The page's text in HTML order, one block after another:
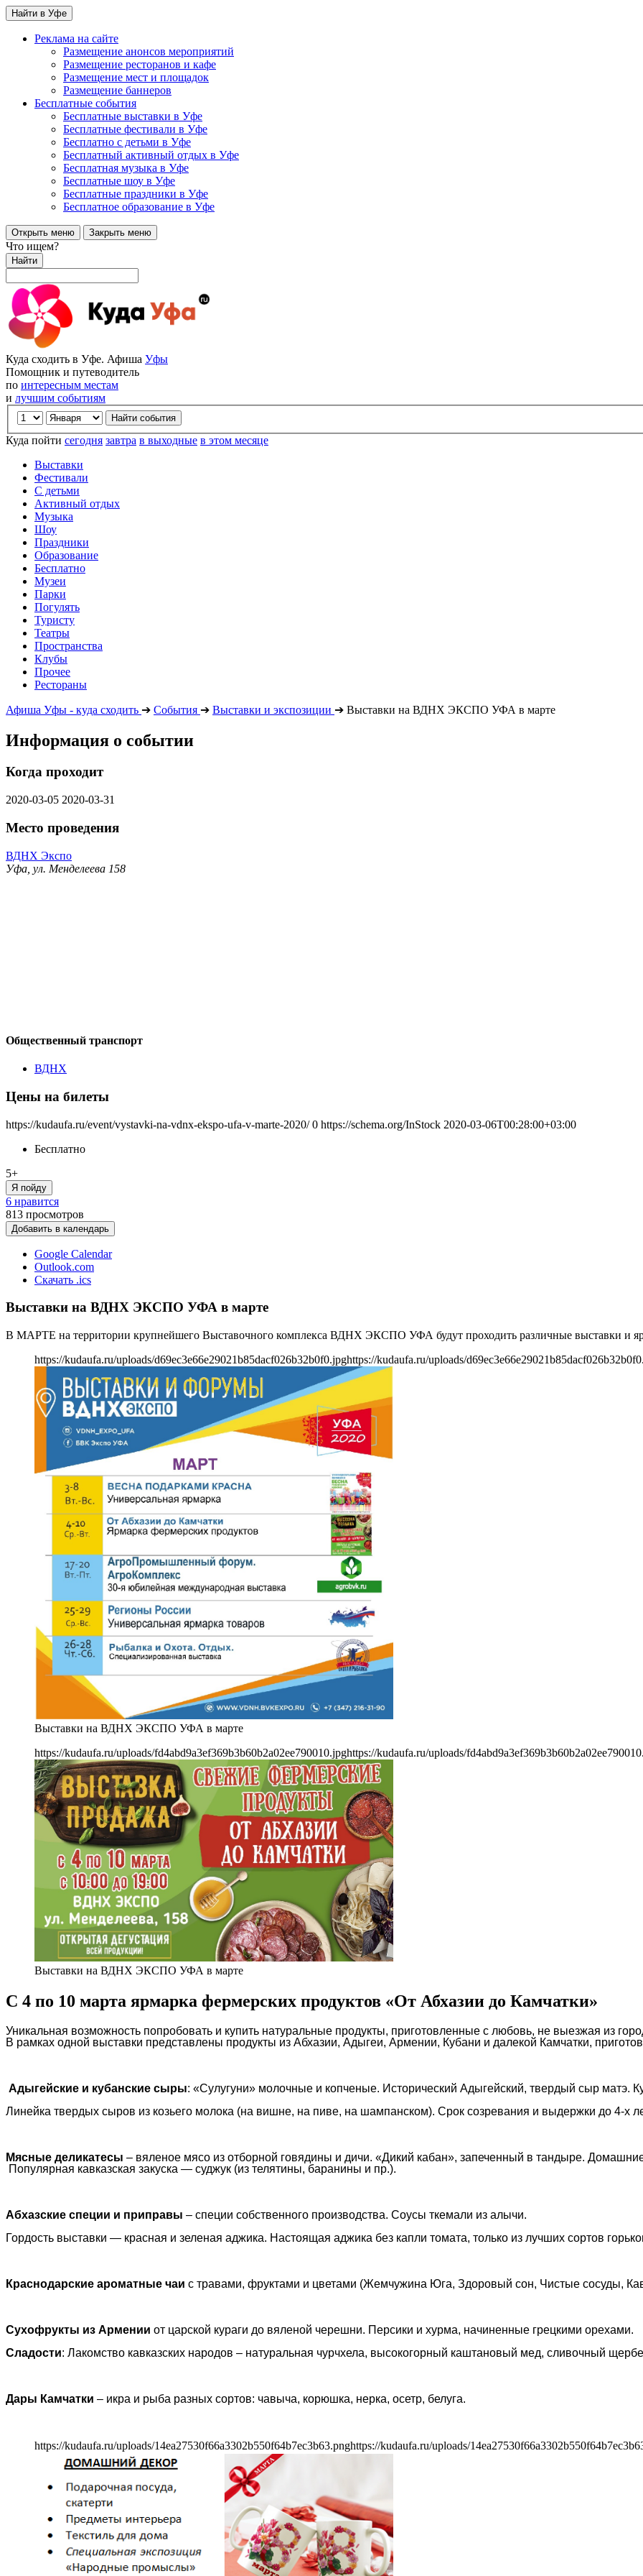
Найти в Уфе
Реклама на сайте
Размещение анонсов мероприятий
Размещение ресторанов и кафе
Размещение мест и площадок
Размещение баннеров
Бесплатные события
Бесплатные выставки в Уфе
Бесплатные фестивали в Уфе
Бесплатно с детьми в Уфе
Бесплатный активный отдых в Уфе
Бесплатная музыка в Уфе
Бесплатные шоу в Уфе
Бесплатные праздники в Уфе
Бесплатное образование в Уфе
Открыть меню Закрыть меню
Что ищем?
Найти
Куда сходить в Уфе. Афиша Уфы
Помощник и путеводитель
по интересным местам
и лучшим событиям
Куда пойти сегодня завтра в выходные в этом месяце
Выставки
Фестивали
С детьми
Активный отдых
Музыка
Шоу
Праздники
Образование
Бесплатно
Музеи
Парки
Погулять
Туристу
Театры
Пространства
Клубы
Прочее
Рестораны
Афиша Уфы - куда сходить ➔ События ➔ Выставки и экспозиции ➔ Выставки на ВДНХ ЭКСПО УФА в марте
Информация о событии
Когда проходит
2020-03-05 2020-03-31
Место проведения
ВДНХ Экспо
Уфа, ул. Менделеева 158
Общественный транспорт
ВДНХ
Цены на билеты
https://kudaufa.ru/event/vystavki-na-vdnx-ekspo-ufa-v-marte-2020/ 0 https://schema.org/InStock 2020-03-06T00:28:00+03:00
Бесплатно
5+
Я пойду
6 нравится
813 просмотров
Добавить в календарь
Google Calendar
Outlook.com
Скачать .ics
Выставки на ВДНХ ЭКСПО УФА в марте
В МАРТЕ на территории крупнейшего Выставочного комплекса ВДНХ ЭКСПО УФА будут проходить различные выставки и
https://kudaufa.ru/uploads/d69ec3e66e29021b85dacf026b32b0f0.jpghttps://kudaufa.ru/uploads/
Выставки на ВДНХ ЭКСПО УФА в марте
https://kudaufa.ru/uploads/fd4abd9a3ef369b3b60b2a02ee790010.jpghttps://kudaufa.ru/uploads/
Выставки на ВДНХ ЭКСПО УФА в марте
С 4 по 10 марта ярмарка фермерских продуктов «От Абхазии до Камчатки»
Уникальная возможность попробовать и купить натуральные продукты, приготовленные с любовь, не выезжая из
В рамках одной выставки представлены продукты из Абхазии, Адыгеи, Армении, Кубани и далекой Камчатки,
Адыгейские и кубанские сыры: «Сулугуни» молочные и копченые. Исторический Адыгейский, твердый сыр матэ.
Линейка твердых сыров из козьего молока (на вишне, на пиве, на шампанском). Срок созревания и выдержки до 4-х
Мясные деликатесы – вяленое мясо из отборной говядины и дичи. «Дикий кабан», запеченный в тандыре.
Популярная кавказская закуска — суджук (из телятины, баранины и пр.).
Абхазские специи и приправы – специи собственного производства. Соусы ткемали из алычи.
Гордость выставки — красная и зеленая аджика. Настоящая аджика без капли томата, только из лучших сортов
Краснодарские ароматные чаи с травами, фруктами и цветами (Жемчужина Юга, Здоровый сон, Чистые сосуды,
Сухофрукты из Армении от царской кураги до вяленой черешни. Персики и хурма, начиненные грецкими орехами.
Сладости: Лакомство кавказских народов – натуральная чурчхела, высокогорный каштановый мед, сливочный
Дары Камчатки – икра и рыба разных сортов: чавыча, корюшка, нерка, осетр, белуга.
https://kudaufa.ru/uploads/14ea27530f66a3302b550f64b7ec3b63.pnghttps://kudaufa.ru/uploads/